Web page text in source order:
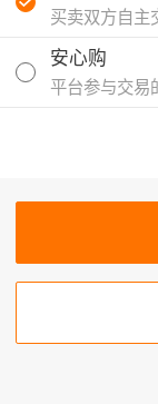
买卖双方自主
安心购
平台参与交易